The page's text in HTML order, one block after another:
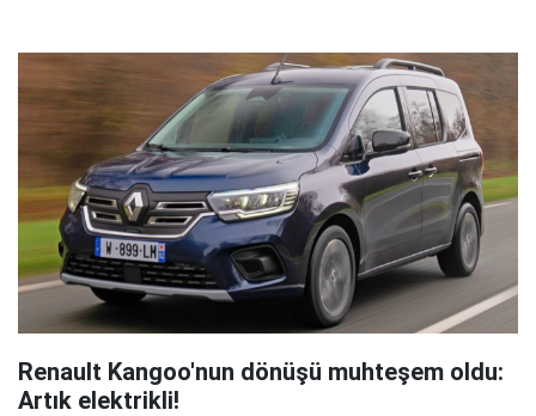
Renault Kangoo'nun dönüşü muhteşem oldu:
Artık elektrikli!